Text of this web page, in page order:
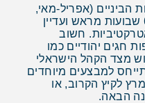
הביניים (אפריל-מאי,
אוקטובר), ניתן להזמין גם 6-10 שבועות מראש ועדיין
חשוב
חגים יהודיים כמו
מצד הקהל הישראלי
למבצעים מיוחדים
לקיץ הקרוב, או
הבאה.